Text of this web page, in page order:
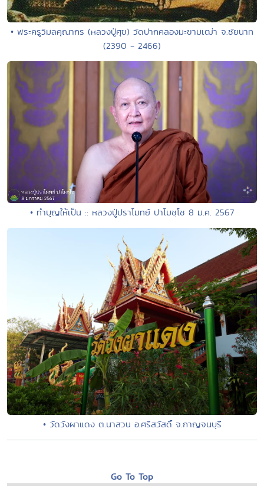
• พระครูวิมลคุณากร (หลวงปู่ศุข) วัดปากคลองมะขามเฒ่า จ.ชัยนาท
(2390 - 2466)
• ทำบุญให้เป็น :: หลวงปู่ปราโมทย์ ปาโมชฺโช 8 ม.ค. 2567
• วัดวังผาแดง ต.นาสวน อ.ศรีสวัสดิ์ จ.กาญจนบุรี
Go To Top